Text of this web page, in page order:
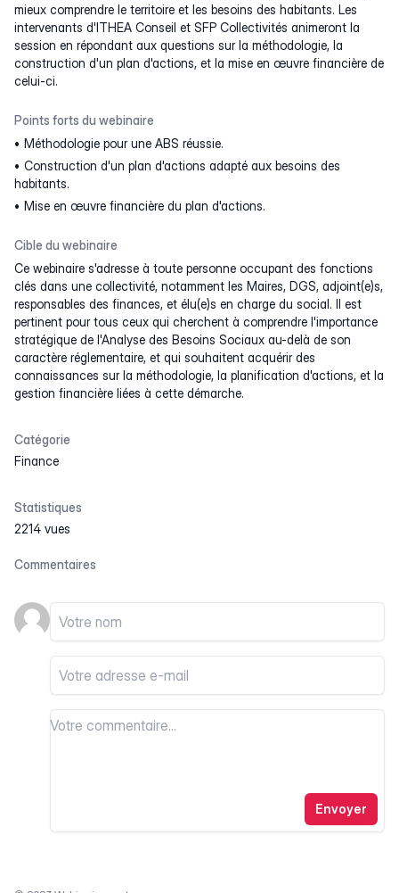
mieux comprendre le territoire et les besoins des habitants. Les
intervenants d'ITHEA Conseil et SFP Collectivités animeront la
session en répondant aux questions sur la méthodologie, la
construction d'un plan d'actions, et la mise en œuvre financière de
celui-ci.
Points forts du webinaire
Méthodologie pour une ABS réussie.
Construction d'un plan d'actions adapté aux besoins des
habitants.
Mise en œuvre financière du plan d'actions.
Cible du webinaire
Ce webinaire s'adresse à toute personne occupant des fonctions
clés dans une collectivité, notamment les Maires, DGS, adjoint(e)s,
responsables des finances, et élu(e)s en charge du social. Il est
pertinent pour tous ceux qui cherchent à comprendre l'importance
stratégique de l'Analyse des Besoins Sociaux au-delà de son
caractère réglementaire, et qui souhaitent acquérir des
connaissances sur la méthodologie, la planification d'actions, et la
gestion financière liées à cette démarche.
Catégorie
Finance
Statistiques
2214 vues
Commentaires
Votre nom
Votre email
Votre commentaire
Votre commentaire
Envoyer